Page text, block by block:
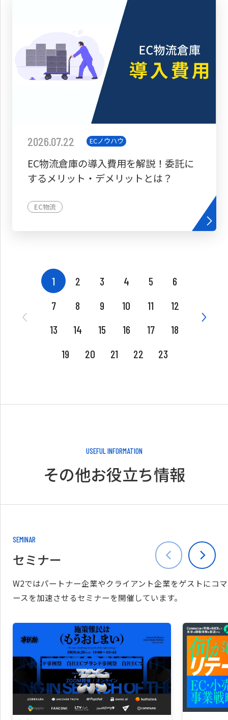
2026.07.22 ECノウハウ
EC物流倉庫の導入費用を解説！委託に
するメリット・デメリットとは？
EC物流
1 2 3 4 5
6
7
8 9 10 11
12
13
14 15 16 17
18
19
20 21 22 23
USEFUL INFORMATION
その他お役立ち情報
SEMINAR
セミナー
W2ではパートナー企業やクライアント企業をゲストにコマ
ースを加速させるセミナーを開催しています。